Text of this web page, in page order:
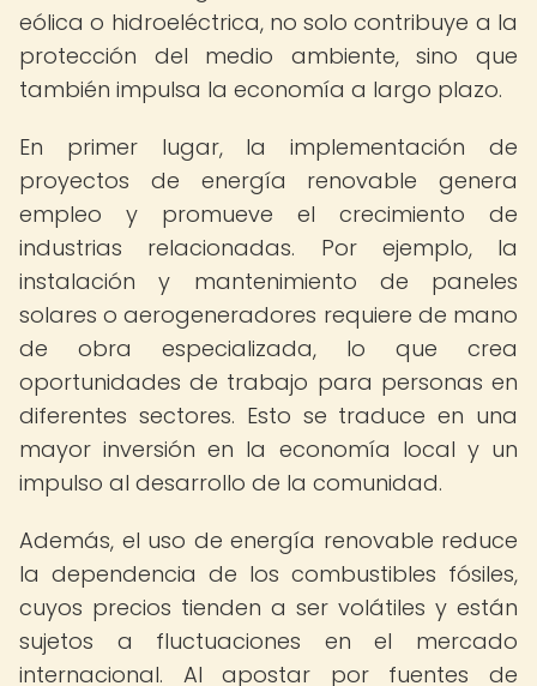
eólica o hidroeléctrica, no solo contribuye a la
protección del medio ambiente, sino que
también impulsa la economía a largo plazo.
En primer lugar, la implementación de
proyectos de energía renovable genera
empleo y promueve el crecimiento de
industrias relacionadas. Por ejemplo, la
instalación y mantenimiento de paneles
solares o aerogeneradores requiere de mano
de obra especializada, lo que crea
oportunidades de trabajo para personas en
diferentes sectores. Esto se traduce en una
mayor inversión en la economía local y un
impulso al desarrollo de la comunidad.
Además, el uso de energía renovable reduce
la dependencia de los combustibles fósiles,
cuyos precios tienden a ser volátiles y están
sujetos a fluctuaciones en el mercado
internacional. Al apostar por fuentes de